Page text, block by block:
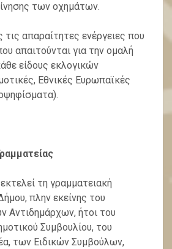
των οχημάτων.
τις απαραίτητες ενέργειες που
απαιτούνται για την ομαλή
είδους εκλογικών
Εθνικές Ευρωπαϊκές
τη γραμματειακή
πλην εκείνης του
Αντιδημάρχων, ήτοι του
Συμβουλίου, του
των Ειδικών Συμβούλων,